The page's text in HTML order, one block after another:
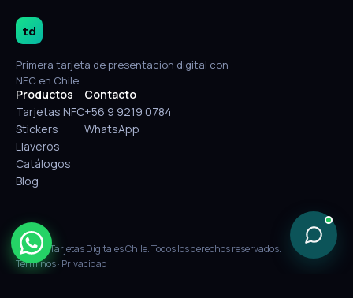
td
Primera tarjeta de presentación digital con
NFC en Chile.
Productos
Tarjetas NFC
Stickers
Llaveros
Catálogos
Blog
Contacto
+56 9 9219 0784
WhatsApp
© 2026 Tarjetas Digitales Chile. Todos los derechos reservados.
Términos· Privacidad